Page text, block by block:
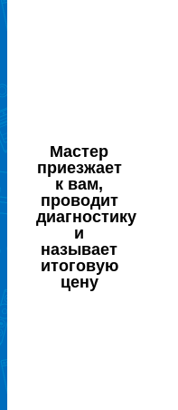
Мастер
приезжает
к вам,
проводит
диагностику
и
называет
итоговую
цену